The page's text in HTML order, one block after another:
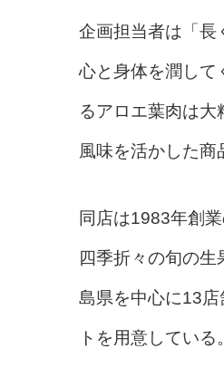
企画担当者は「長
心と身体を潤して
るアロエ葉肉は
風味を活かした商
同店は1983年創
四季折々の旬の
島県を中心に13
トを用意している。